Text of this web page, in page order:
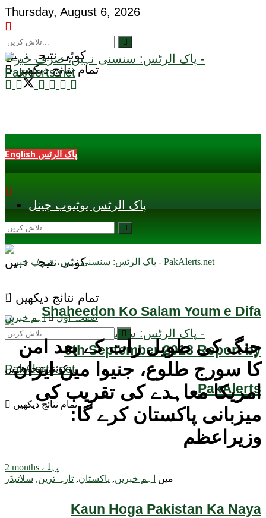
Thursday, August 6, 2026
کوئی نتیجہ نہیں
تمام نتائج دیکھیں
English پاک الرٹس
پاک الرٹس یوٹیوب چینل
Shaheedon Ko Salam Youm e Difa
6th September 2018 Report by
PakAlerts
Kaun Hoga Pakistan Ka Naya
کوئی نتیجہ نہیں
تمام نتائج دیکھیں
کوئی نتیجہ نہیں
تمام نتائج دیکھیں
صفحہ اول اہم خبریں
جنگ کی طویل رات کے بعد امن
کا سورج طلوع، جنیوا میں ایران
امریکا معاہدے کی تقریب کی
میزبانی پاکستان کرے گا:
وزیراعظم
2 months پہلے
میں
اہم خبریں, پاکستان, تازہ ترین, سلائیڈر